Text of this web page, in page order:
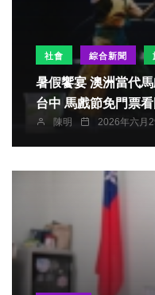
社會 綜合新聞
暑假饗宴 澳洲當代
台中 馬戲節免門票
陳明 2026年六月